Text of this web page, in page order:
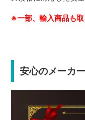
※一部、輸入商品も取
安心のメーカ